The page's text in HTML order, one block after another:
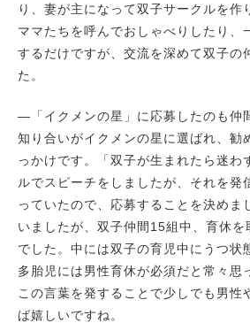
り、妻が主になって双子サークルを作
ママたちを呼んでおしゃべりしたり、
するだけですが、交流を深めて双子の
た。
―「イクメンの星」に応募したのも仲
知り合いがイクメンの星に選ばれ、勧
っかけです。「双子が生まれたら迷わ
ルでスピーチをしましたが、それを発
っていたので、応募することを決めま
いましたが、双子仲間15組中、育休を
でした。中には双子の育児中にうつ状
多胎児には男性育休が必須だと常々思
この言葉を発することで少しでも男性
ば嬉しいですね。